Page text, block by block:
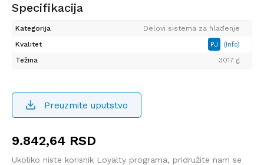
Specifikacija
Kategorija
Delovi sistema za hlađenje
Kvalitet
PJ (Info)
Težina 3017 g
Preuzmite uputstvo
9.842,64 RSD
Ukoliko niste korisnik Loyalty programa, pridružite nam se